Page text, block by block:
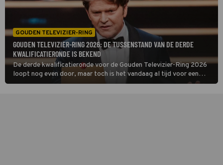
GOUDEN TELEVIZIER-RING
GOUDEN TELEVIZIER-RING 2026: DE TUSSENSTAND VAN DE DERDE
KWALIFICATIERONDE IS BEKEND
De derde kwalificatieronde voor de Gouden Televizier-Ring 2026
loopt nog even door, maar toch is het vandaag al tijd voor een
belangrijk moment. We mogen de voorlopige top-10 onthullen.